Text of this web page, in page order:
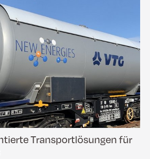
Transportlösungen für